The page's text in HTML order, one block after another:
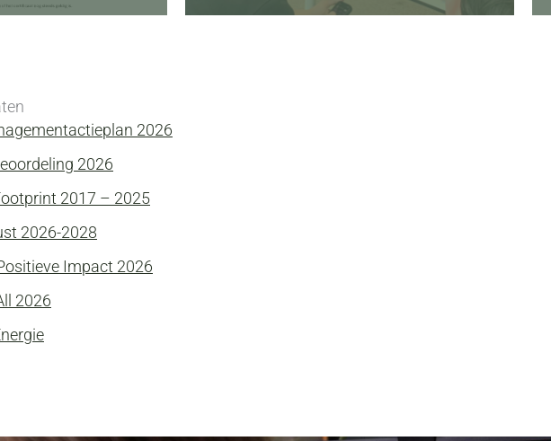
2026
2026
2017 – 2025
2026-2028
Impact 2026
2026